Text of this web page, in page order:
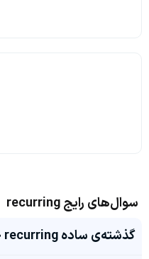
سوال‌های رایج recurring
گذشته‌ی ساده recurring چی میشه؟